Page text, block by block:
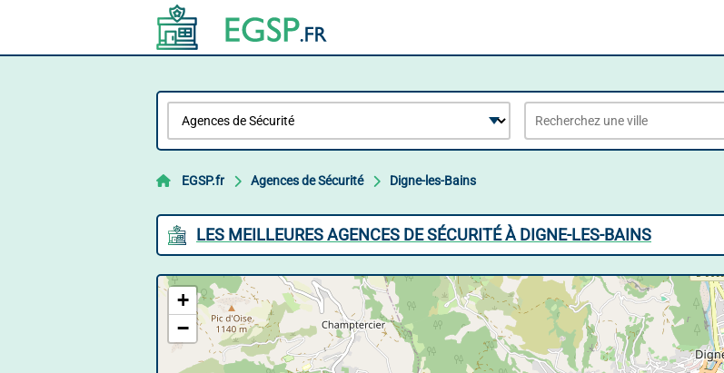
EGSP.fr Agences de Sécurité Digne-les-Bains
LES MEILLEURES AGENCES DE SÉCURITÉ À DIGNE-LES-BAINS
+
−